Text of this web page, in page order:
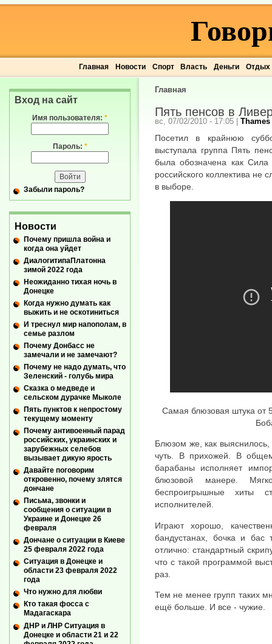
Главная Новости Спорт Власть Деньги Отдых
Главная
Пять пенсов в
вс, 07/02/2010 - 17:05 | Thames
Посетил в крайнюю
выступала группа Пять
была обозначена как Сила
российского коллектива
в выборе.
Самая блюзовая штука от
Блюзом же, как выяснилось,
чуть. В прихожей. В
барабаны исполняет
блюзовой манере.
беспроигрышные хиты
исполнителей.
Играют хорошо,
бандустанах, бочка и
отлично: стандартный
что с такой программой
раз.
Тем не менее групп таких
ещё больше. И все - чужие.
Вход на сайт
Имя пользователя: *
Пароль: *
Забыли пароль?
Новости
Почему пришла война и
когда она уйдет
ДиалогитипаПлатонна
зимой 2022 года
Неожиданно тихая ночь в
Донецке
Когда нужно думать как
выжить и не оскотиниться
И треснул мир напополам, в
семье разлом
Почему Донбасс не
замечали и не замечают?
Почему не надо думать, что
Зеленский - голубь мира
Сказка о медведе и
сельском дурачке Мыколе
Пять пунктов к непростому
текущему моменту
Почему антивоенный парад
российских, украинских и
зарубежных селебов
вызывает дикую ярость
Давайте поговорим
откровенно, почему злятся
дончане
Письма, звонки и
сообщения о ситуации в
Украине и Донецке 26
февраля
Дончане о ситуации в Киеве
25 февраля 2022 года
Ситуация в Донецке и
области 23 февраля 2022
года
Что нужно для любви
Кто такая фосса с
Мадагаскара
ДНР и ЛНР Ситуация в
Донецке и области 21 и 22